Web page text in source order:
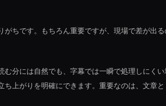
ちです。もちろん重要ですが、現場で差が出
分には自然でも、字幕では一瞬で処理しにく
上がりを明確にできます。重要なのは、文章